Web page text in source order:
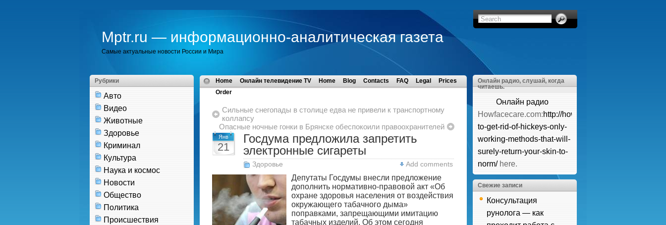
Mptr.ru — информационно-аналитическая газета
Самые актуальные новости России и Мира
Рубрики
Авто
Видео
Животные
Здоровье
Криминал
Культура
Наука и космос
Новости
Общество
Политика
Происшествия
Home Онлайн телевидение TV Home Blog Contacts FAQ Legal
Prices
Order
Сильные снегопады в столице едва не привели к транспортному
коллапсу
Опасные ночные гонки в Брянске обеспокоили правоохранителей
Янв
21
Госдума предложила запретить
электронные сигареты
Здоровье Add comments
Депутаты Госдумы внесли предложение
дополнить нормативно-правовой акт «Об
охране здоровья населения от воздействия
окружающего табачного дыма»
поправками, запрещающими имитацию
табачных изделий. Об этом сегодня
Онлайн радио, слушай, когда
читаешь.
Онлайн радио
Howfacecare.com:http://howfacecare.com/how-
to-get-rid-of-hickeys-only-
working-methods-that-will-
surely-return-your-skin-to-
norm/here.
Свежие записи
Консультация
рунолога — как